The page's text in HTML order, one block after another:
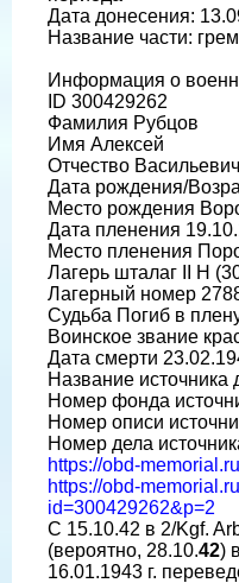
Дата донесения:
Название части:
Информация о
ID 300429262
Фамилия Рубцов
Имя Алексей
Отчество Васильевич
Дата рождения/
Место рождения
Дата пленения
Место пленения
Лагерь шталаг II H
Лагерный номер
Судьба Погиб в
Воинское звание
Дата смерти
Название
Номер фонда
Номер описи
Номер дела
https://obd-
https://obd-
id=300429262&p=2
С 15.10.42 в 2/Kgf.
(вероятно, 28.10.42)
16.01.1943 г.